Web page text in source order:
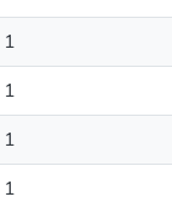
1
1
1
1